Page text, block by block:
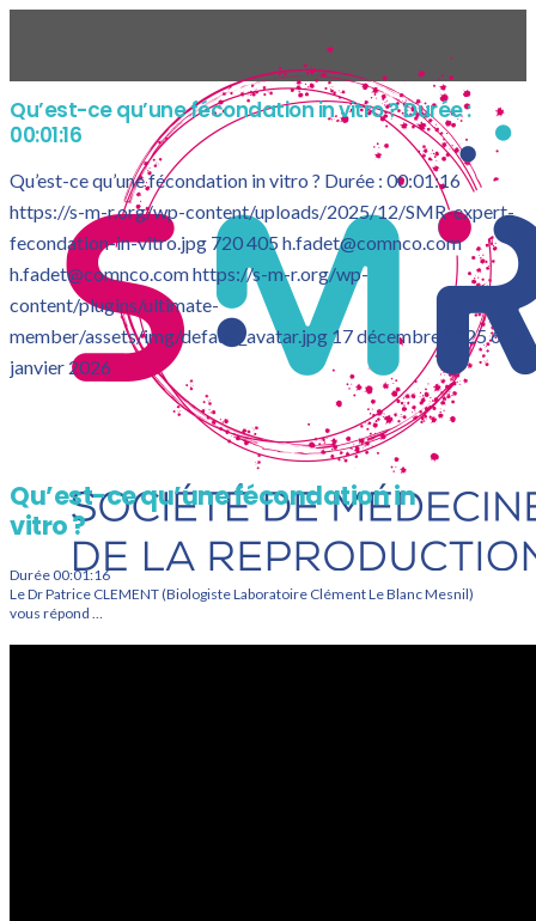
Qu’est-ce qu’une fécondation in vitro ? Durée :
00:01:16
Qu’est-ce qu’une fécondation in vitro ? Durée : 00:01:16
https://s-m-r.org/wp-content/uploads/2025/12/SMR-expert-
fecondation-in-vitro.jpg 720405 h.fadet@comnco.com
h.fadet@comnco.comhttps://s-m-r.org/wp-
content/plugins/ultimate-
member/assets/img/default_avatar.jpg 17 décembre 2025 6
janvier 2026
Qu’est-ce qu’une fécondation in
vitro ?
Durée 00:01:16
Le Dr Patrice CLEMENT (Biologiste Laboratoire Clément Le Blanc Mesnil)
vous répond …